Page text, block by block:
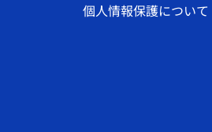
個人情報保護について